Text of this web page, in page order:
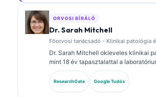
értelmezésről és laboratóriumi
laboratóriumi orvostudományi
ORVOSI BÍRÁLÓ
Dr. Sarah Mitchell
Főorvosi tanácsadó - Klinikai patológia
Dr. Sarah Mitchell okleveles klinikai
mint 18 év tapasztalattal a
orvostudomány és a diagnosztikai
Klinikai kémiai szakterületi
rendelkezik, és kiterjedten publikált
ResearchGate Google Tudós